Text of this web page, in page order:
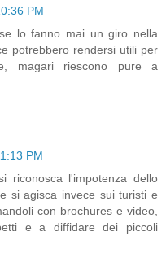
PM
lo fanno mai un giro nella
potrebbero rendersi utili per
magari riescono pure a
PM
riconosca l'impotenza dello
si agisca invece sui turisti e
con brochures e video,
e a diffidare dei piccoli